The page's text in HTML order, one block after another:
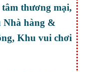
thương mại,
Nhà hàng &
Khu vui chơi